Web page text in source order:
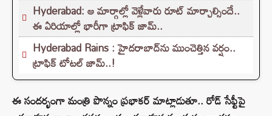
Hyderabad: ఆ మార్గాల్లో వెళ్లేవారు రూట్ మార్చాల్సిందే..
ఈ ఏరియాల్లో భారీగా ట్రాఫిక్ జామ్..
Hyderabad Rains : హైదరాబాద్‌ను ముంచెత్తిన వర్షం..
ట్రాఫిక్ టోటల్ జామ్..!
ఈ సందర్భంగా మంత్రి పొన్నం ప్రభాకర్ మాట్లాడుతూ.. రోడ్ సేఫ్టీపై